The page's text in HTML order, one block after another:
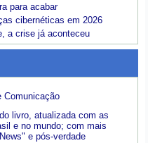
para acabar
cibernéticas em 2026
a crise já aconteceu
Comunicação
livro, atualizada com as
e no mundo; com mais
e pós-verdade